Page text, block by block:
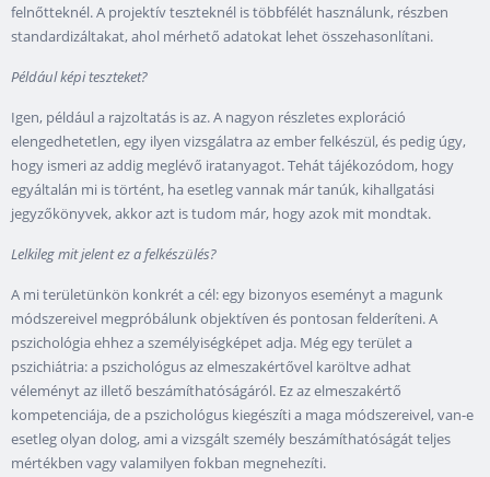
felnőtteknél. A projektív teszteknél is többfélét használunk, részben
standardizáltakat, ahol mérhető adatokat lehet összehasonlítani.
Például képi teszteket?
Igen, például a rajzoltatás is az. A nagyon részletes exploráció
elengedhetetlen, egy ilyen vizsgálatra az ember felkészül, és pedig úgy,
hogy ismeri az addig meglévő iratanyagot. Tehát tájékozódom, hogy
egyáltalán mi is történt, ha esetleg vannak már tanúk, kihallgatási
jegyzőkönyvek, akkor azt is tudom már, hogy azok mit mondtak.
Lelkileg mit jelent ez a felkészülés?
A mi területünkön konkrét a cél: egy bizonyos eseményt a magunk
módszereivel megpróbálunk objektíven és pontosan felderíteni. A
pszichológia ehhez a személyiségképet adja. Még egy terület a
pszichiátria: a pszichológus az elmeszakértővel karöltve adhat
véleményt az illető beszámíthatóságáról. Ez az elmeszakértő
kompetenciája, de a pszichológus kiegészíti a maga módszereivel, van-e
esetleg olyan dolog, ami a vizsgált személy beszámíthatóságát teljes
mértékben vagy valamilyen fokban megnehezíti.